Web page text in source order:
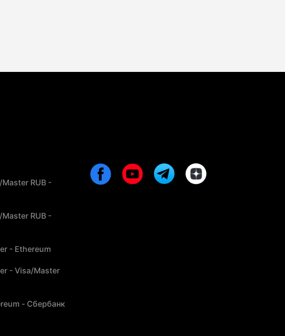
RUB -
RUB -
- Ethereum
- Visa/Master
- Сбербанк